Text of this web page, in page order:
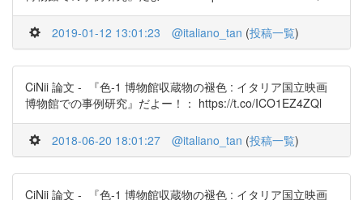
2019-01-12 13:01:23 @italiano_tan (投稿一覧)
CiNii 論文 - 『色-1 博物館収蔵物の褪色 : イタリア国立映画
博物館での事例研究』だよー！： https://t.co/ICO1EZ4ZQl
2018-06-20 18:01:27 @italiano_tan (投稿一覧)
CiNii 論文 - 『色-1 博物館収蔵物の褪色 : イタリア国立映画